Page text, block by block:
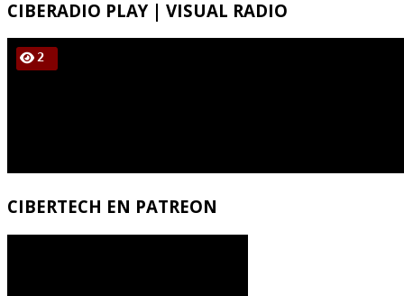
CIBERADIO PLAY | VISUAL RADIO
CIBERTECH EN PATREON